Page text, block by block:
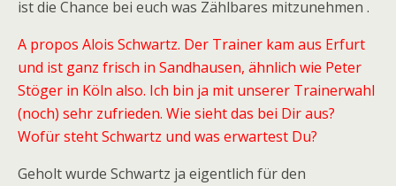
ist die Chance bei euch was Zählbares mitzunehmen .
A propos Alois Schwartz. Der Trainer kam aus Erfurt
und ist ganz frisch in Sandhausen, ähnlich wie Peter
Stöger in Köln also. Ich bin ja mit unserer Trainerwahl
(noch) sehr zufrieden. Wie sieht das bei Dir aus?
Wofür steht Schwartz und was erwartest Du?
Geholt wurde Schwartz ja eigentlich für den